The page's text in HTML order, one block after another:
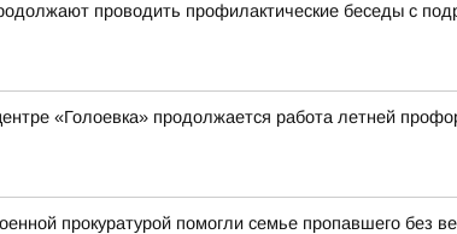
проводить профилактические беседы с
«Голоевка» продолжается работа летней
прокуратурой помогли семье пропавшего без